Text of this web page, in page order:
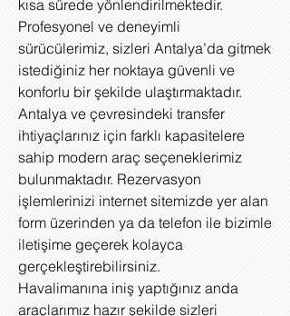
kısa sürede yönlendirilmektedir.
Profesyonel ve deneyimli
sürücülerimiz, sizleri Antalya’da gitmek
istediğiniz her noktaya güvenli ve
konforlu bir şekilde ulaştırmaktadır.
Antalya ve çevresindeki transfer
ihtiyaçlarınız için farklı kapasitelere
sahip modern araç seçeneklerimiz
bulunmaktadır. Rezervasyon
işlemlerinizi internet sitemizde yer alan
form üzerinden ya da telefon ile bizimle
iletişime geçerek kolayca
gerçekleştirebilirsiniz.
Havalimanına iniş yaptığınız anda
araçlarımız hazır şekilde sizleri